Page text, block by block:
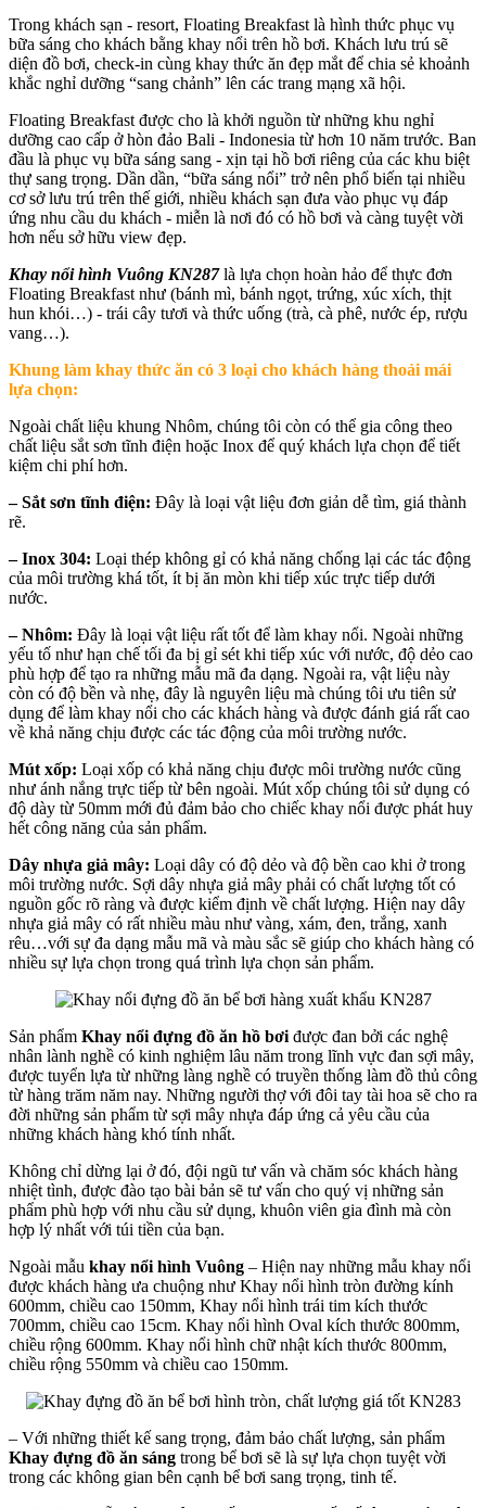
Trong khách sạn - resort, Floating Breakfast là hình thức phục vụ
bữa sáng cho khách bằng khay nổi trên hồ bơi. Khách lưu trú sẽ
diện đồ bơi, check-in cùng khay thức ăn đẹp mắt để chia sẻ khoảnh
khắc nghỉ dưỡng “sang chảnh” lên các trang mạng xã hội.
Floating Breakfast được cho là khởi nguồn từ những khu nghỉ
dưỡng cao cấp ở hòn đảo Bali - Indonesia từ hơn 10 năm trước. Ban
đầu là phục vụ bữa sáng sang - xịn tại hồ bơi riêng của các khu biệt
thự sang trọng. Dần dần, “bữa sáng nổi” trở nên phổ biến tại nhiều
cơ sở lưu trú trên thế giới, nhiều khách sạn đưa vào phục vụ đáp
ứng nhu cầu du khách - miễn là nơi đó có hồ bơi và càng tuyệt vời
hơn nếu sở hữu view đẹp.
Khay nổi hình Vuông KN287là lựa chọn hoàn hảo để thực đơn
Floating Breakfast như (bánh mì, bánh ngọt, trứng, xúc xích, thịt
hun khói…) - trái cây tươi và thức uống (trà, cà phê, nước ép, rượu
vang…).
Khung làm khay thức ăn có 3 loại cho khách hàng thoải mái
lựa chọn:
Ngoài chất liệu khung Nhôm, chúng tôi còn có thể gia công theo
chất liệu sắt sơn tĩnh điện hoặc Inox để quý khách lựa chọn để tiết
kiệm chi phí hơn.
– Sắt sơn tĩnh điện: Đây là loại vật liệu đơn giản dễ tìm, giá thành
rẽ.
– Inox 304: Loại thép không gỉ có khả năng chống lại các tác động
của môi trường khá tốt, ít bị ăn mòn khi tiếp xúc trực tiếp dưới
nước.
– Nhôm: Đây là loại vật liệu rất tốt để làm khay nổi. Ngoài những
yếu tố như hạn chế tối đa bị gỉ sét khi tiếp xúc với nước, độ dẻo cao
phù hợp để tạo ra những mẫu mã đa dạng. Ngoài ra, vật liệu này
còn có độ bền và nhẹ, đây là nguyên liệu mà chúng tôi ưu tiên sử
dụng để làm khay nổi cho các khách hàng và được đánh giá rất cao
về khả năng chịu được các tác động của môi trường nước.
Mút xốp: Loại xốp có khả năng chịu được môi trường nước cũng
như ánh nắng trực tiếp từ bên ngoài. Mút xốp chúng tôi sử dụng có
độ dày từ 50mm mới đủ đảm bảo cho chiếc khay nổi được phát huy
hết công năng của sản phẩm.
Dây nhựa giả mây: Loại dây có độ dẻo và độ bền cao khi ở trong
môi trường nước. Sợi dây nhựa giả mây phải có chất lượng tốt có
nguồn gốc rõ ràng và được kiểm định về chất lượng. Hiện nay dây
nhựa giả mây có rất nhiều màu như vàng, xám, đen, trắng, xanh
rêu…với sự đa dạng mẫu mã và màu sắc sẽ giúp cho khách hàng có
nhiều sự lựa chọn trong quá trình lựa chọn sản phẩm.
Sản phẩm Khay nổi đựng đồ ăn hồ bơi được đan bởi các nghệ
nhân lành nghề có kinh nghiệm lâu năm trong lĩnh vực đan sợi mây,
được tuyển lựa từ những làng nghề có truyền thống làm đồ thủ công
từ hàng trăm năm nay. Những người thợ với đôi tay tài hoa sẽ cho ra
đời những sản phẩm từ sợi mây nhựa đáp ứng cả yêu cầu của
những khách hàng khó tính nhất.
Không chỉ dừng lại ở đó, đội ngũ tư vấn và chăm sóc khách hàng
nhiệt tình, được đào tạo bài bản sẽ tư vấn cho quý vị những sản
phẩm phù hợp với nhu cầu sử dụng, khuôn viên gia đình mà còn
hợp lý nhất với túi tiền của bạn.
Ngoài mẫu khay nổi hình Vuông – Hiện nay những mẫu khay nổi
được khách hàng ưa chuộng như Khay nổi hình tròn đường kính
600mm, chiều cao 150mm, Khay nổi hình trái tim kích thước
700mm, chiều cao 15cm. Khay nổi hình Oval kích thước 800mm,
chiều rộng 600mm. Khay nổi hình chữ nhật kích thước 800mm,
chiều rộng 550mm và chiều cao 150mm.
– Với những thiết kế sang trọng, đảm bảo chất lượng, sản phẩm
Khay đựng đồ ăn sáng trong bể bơi sẽ là sự lựa chọn tuyệt vời
trong các không gian bên cạnh bể bơi sang trọng, tinh tế.